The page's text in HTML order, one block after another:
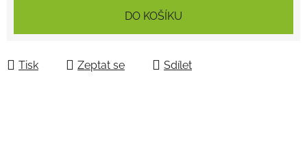
DO KOŠÍKU
Tisk Zeptat se Sdílet